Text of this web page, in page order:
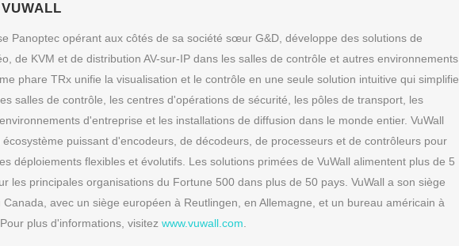
Panoptec opérant aux côtés de sa société sœur G&D, développe des solutions de
de KVM et de distribution AV-sur-IP dans les salles de contrôle et autres environnements
phare TRx unifie la visualisation et le contrôle en une seule solution intuitive qui simplifie
salles de contrôle, les centres d'opérations de sécurité, les pôles de transport, les
d'entreprise et les installations de diffusion dans le monde entier. VuWall
puissant d'encodeurs, de décodeurs, de processeurs et de contrôleurs pour
déploiements flexibles et évolutifs. Les solutions primées de VuWall alimentent plus de 5
les principales organisations du Fortune 500 dans plus de 50 pays. VuWall a son siège
avec un siège européen à Reutlingen, en Allemagne, et un bureau américain à
plus d'informations, visitez www.vuwall.com